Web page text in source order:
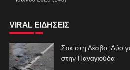
VIRAL ΕΙΔΗΣΕΙΣ
Σοκ στη Λέσβο: Δύο
στην Παναγιούδα